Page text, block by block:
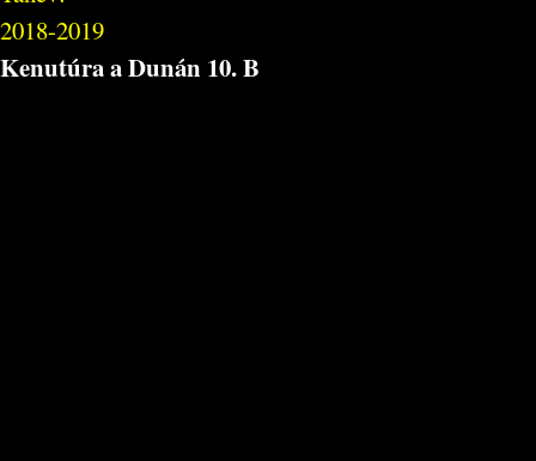
2018-2019
Kenutúra a Dunán 10. B